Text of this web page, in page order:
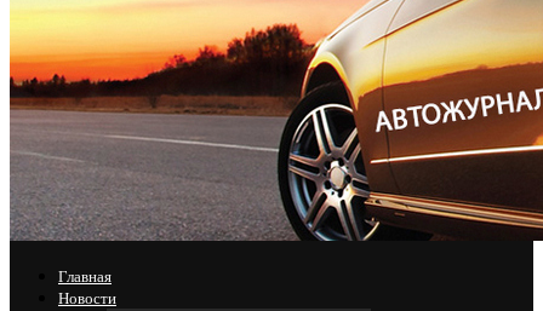
Главная
Новости